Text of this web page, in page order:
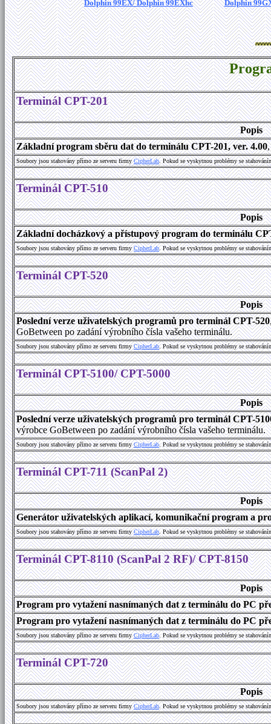
Dolphin 99EX/ Dolphin 99EXhc
Dolphin
Terminál CPT-201
Popis
Základní program sběru dat do terminálu CPT-201, ver. 4.00
Soubory jsou stahovány přímo ze serveru firmyCipherLab. Pokud se vyskytnou problémy se
Terminál CPT-510
Popis
Základní docházkový a přístupový program do terminálu
Soubory jsou stahovány přímo ze serveru firmyCipherLab. Pokud se vyskytnou problémy se
Terminál CPT-520
Popis
Poslední verze uživatelských programů pro terminál CPT-520
GoBetween po zadání výrobního čísla vašeho terminálu.
Soubory jsou stahovány přímo ze serveru firmyCipherLab. Pokud se vyskytnou problémy se
Terminál CPT-5100/ CPT-5000
Popis
Poslední verze uživatelských programů pro terminál CPT-
výrobce GoBetween po zadání výrobního čísla vašeho terminálu.
Soubory jsou stahovány přímo ze serveru firmyCipherLab. Pokud se vyskytnou problémy se
Terminál CPT-711 (ScanPal 2)
Popis
Generátor uživatelských aplikací, komunikační program a
Soubory jsou stahovány přímo ze serveru firmyCipherLab. Pokud se vyskytnou problémy se
Terminál CPT-8110 (ScanPal 2 RF)/ CPT-8150
Popis
Program pro vytažení nasnímaných dat z terminálu do PC
Program pro vytažení nasnímaných dat z terminálu do PC
Soubory jsou stahovány přímo ze serveru firmyCipherLab. Pokud se vyskytnou problémy se
Terminál CPT-720
Popis
Soubory jsou stahovány přímo ze serveru firmyCipherLab. Pokud se vyskytnou problémy se